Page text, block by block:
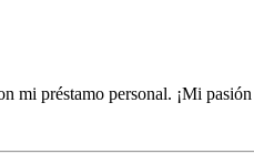
mi préstamo personal. ¡Mi